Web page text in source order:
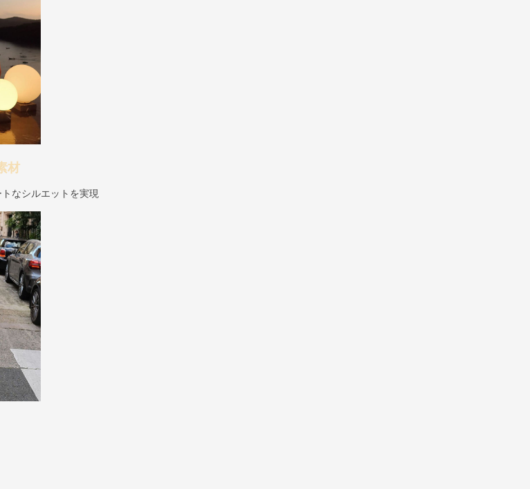
材
なシルエットを実現